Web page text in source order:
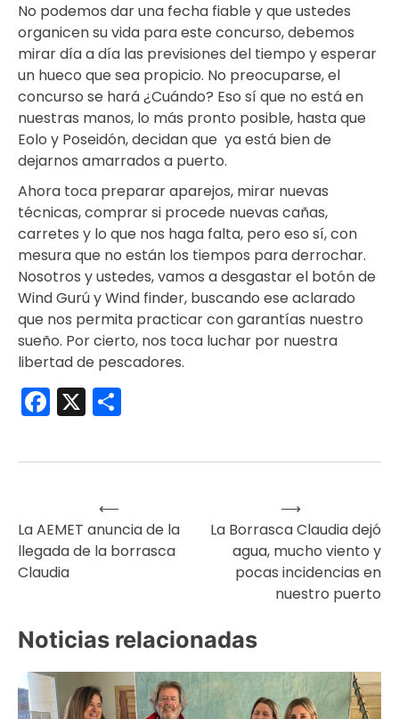
No podemos dar una fecha fiable y que ustedes
organicen su vida para este concurso, debemos
mirar día a día las previsiones del tiempo y esperar
un hueco que sea propicio. No preocuparse, el
concurso se hará ¿Cuándo? Eso sí que no está en
nuestras manos, lo más pronto posible, hasta que
Eolo y Poseidón, decidan que ya está bien de
dejarnos amarrados a puerto.
Ahora toca preparar aparejos, mirar nuevas
técnicas, comprar si procede nuevas cañas,
carretes y lo que nos haga falta, pero eso sí, con
mesura que no están los tiempos para derrochar.
Nosotros y ustedes, vamos a desgastar el botón de
Wind Gurú y Wind finder, buscando ese aclarado
que nos permita practicar con garantías nuestro
sueño. Por cierto, nos toca luchar por nuestra
libertad de pescadores.
Facebook
X
Navegación
de
entradas
⟵
La AEMET anuncia de la
llegada de la borrasca
Claudia
La Borrasca Claudia dejó
agua, mucho viento y
pocas incidencias en
nuestro puerto
⟶
Noticias relacionadas